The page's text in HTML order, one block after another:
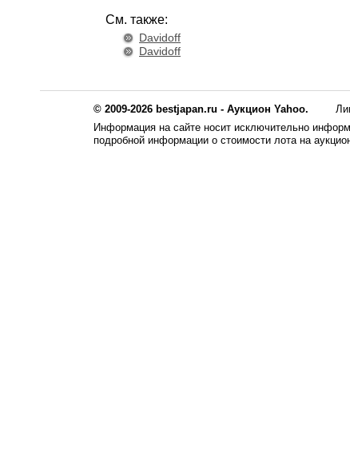
См. также:
Davidoff
Davidoff
© 2009-2026 bestjapan.ru - Аукцион Yahoo.
Информация на сайте носит исключительно
подробной информации о стоимости лота на